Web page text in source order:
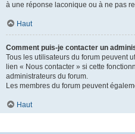
à une réponse laconique ou à ne pas
Haut
Comment puis-je contacter un
Tous les utilisateurs du forum peuvent
lien « Nous contacter » si cette
administrateurs du forum.
Les membres du forum peuvent
Haut